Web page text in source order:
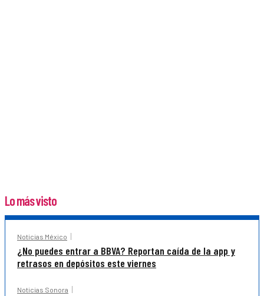
Lo más visto
Noticias México
¿No puedes entrar a BBVA? Reportan caída de la app y
retrasos en depósitos este viernes
Noticias Sonora